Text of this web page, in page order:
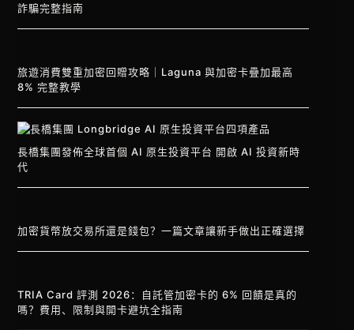
詐騙完整指南
旅遊消費雙重加密回贈攻略｜Laguna 與加密卡疊加最高
8% 完整教學
長橋集團發佈全球首個 AI 原生投資平台 開啟 AI 投資新時
代
加密貨幣放交易所還是錢包？一篇文章讓新手做出正確選擇
TRIA Card 評測 2026：自託管加密卡的 6% 回饋是真的
嗎？費用、限制與開卡避坑全指南